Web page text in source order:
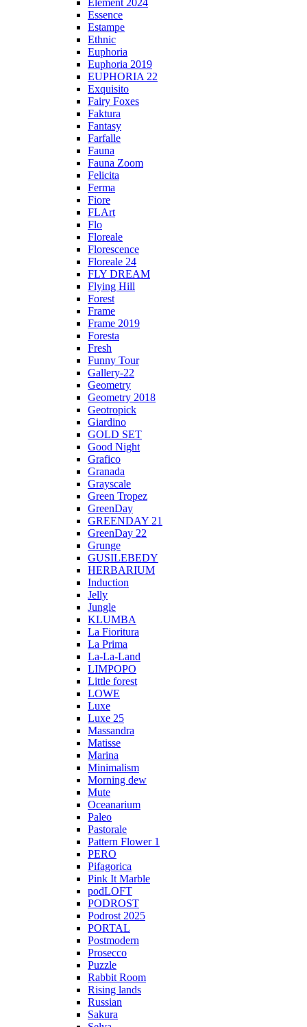
Element 2024
Essence
Estampe
Ethnic
Euphoria
Euphoria 2019
EUPHORIA 22
Exquisito
Fairy Foxes
Faktura
Fantasy
Farfalle
Fauna
Fauna Zoom
Felicita
Ferma
Fiore
FLArt
Flo
Floreale
Florescence
Floreale 24
FLY DREAM
Flying Hill
Forest
Frame
Frame 2019
Foresta
Fresh
Funny Tour
Gallery-22
Geometry
Geometry 2018
Geotropick
Giardino
GOLD SET
Good Night
Grafico
Granada
Grayscale
Green Tropez
GreenDay
GREENDAY 21
GreenDay 22
Grunge
GUSILEBEDY
HERBARIUM
Induction
Jelly
Jungle
KLUMBA
La Fioritura
La Prima
La-La-Land
LIMPOPO
Little forest
LOWE
Luxe
Luxe 25
Massandra
Matisse
Marina
Minimalism
Morning dew
Mute
Oceanarium
Paleo
Pastorale
Pattern Flower 1
PERO
Pifagorica
Pink It Marble
podLOFT
PODROST
Podrost 2025
PORTAL
Postmodern
Prosecco
Puzzle
Rabbit Room
Rising lands
Russian
Sakura